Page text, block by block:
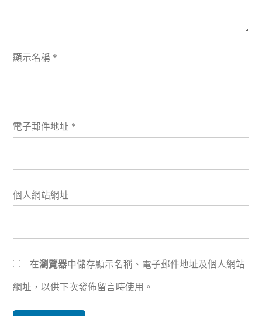
顯示名稱 *
電子郵件地址 *
個人網站網址
在瀏覽器中儲存顯示名稱、電子郵件地址及個人網站
網址，以供下次發佈留言時使用。